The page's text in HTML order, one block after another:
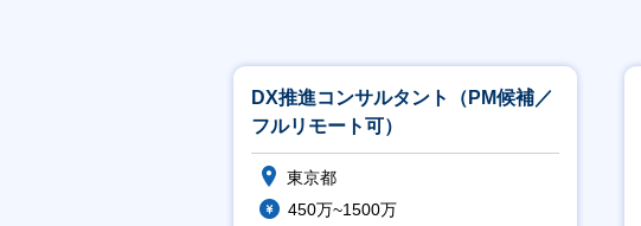
DX推進コンサルタント（PM候補／
フルリモート可）
東京都
450万~1500万